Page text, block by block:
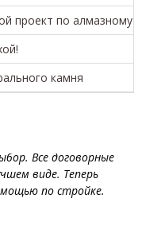
проект по алмазному
камня
цеха на нашей
остановились на них.
по цене и
на крупных стройках.
Все договорные
виде. Теперь
12 лет. За это
ти крупных
что это